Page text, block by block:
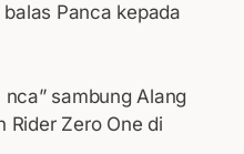
Panca kepada
sambung Alang
Rider Zero One di